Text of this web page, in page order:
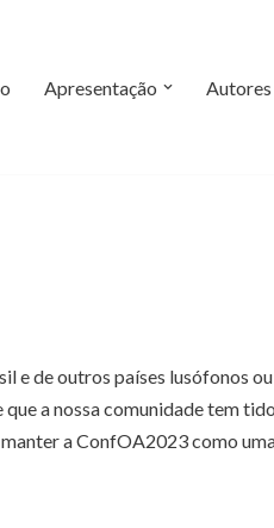
Apresentação Autores
e de outros países lusófonos
a nossa comunidade tem
a ConfOA2023 como